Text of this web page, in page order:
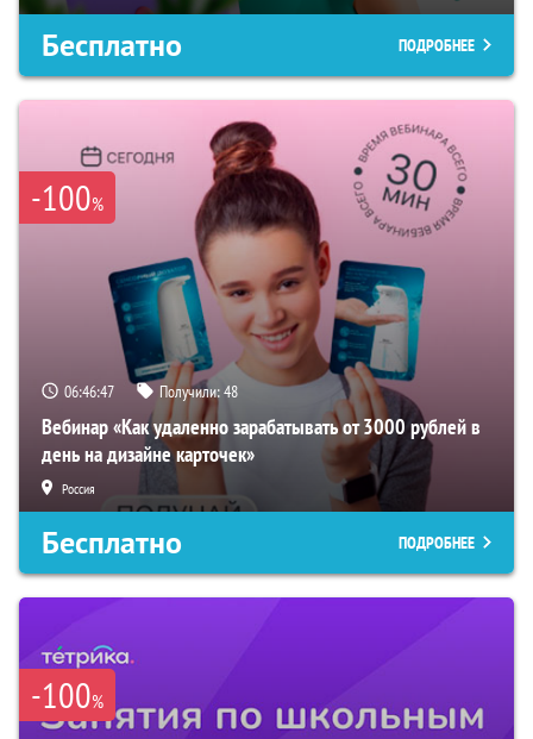
Бесплатно ПОДРОБНЕЕ
-100%
06:46:46 Получили:48
Вебинар «Как удаленно зарабатывать от 3000 рублей в
день на дизайне карточек»
Россия
Бесплатно ПОДРОБНЕЕ
-100%